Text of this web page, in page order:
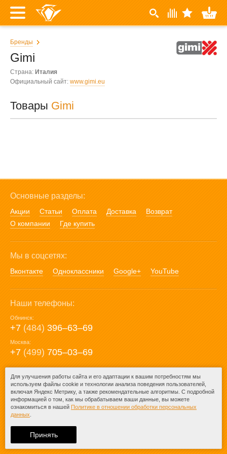
Бренды
Gimi
Страна: Италия
Официальный сайт: www.gimi.eu
Товары Gimi
Основные разделы:
Акции Статьи Оплата Доставка
Возврат
О компании
Где купить
Мы в соцсетях:
Вконтакте Одноклассники Google+ YouTube
Наши телефоны:
Обнинск:
+7 (484) 396‒63‒69
Москва:
+7 (499) 705‒03‒69
E-mail:
mail@posuda40.ru
При любом копировании информации
ссылка на
Для улучшения работы сайта и его адаптации к вашим потребностям мы
используем файлы cookie и технологии анализа поведения пользователей,
включая Яндекс Метрику, а также рекомендательные алгоритмы. С подробной
информацией о том, как мы обрабатываем ваши данные, вы можете
ознакомиться в нашей Политике в отношении обработки персональных
данных
Принять